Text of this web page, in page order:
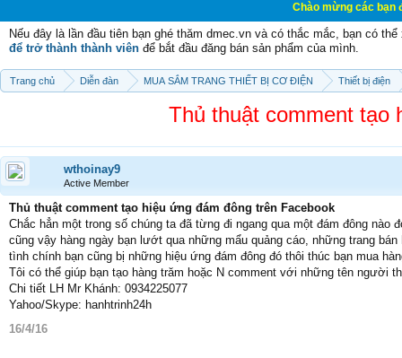
Chào mừng các bạn đến với
Nếu đây là lần đầu tiên bạn ghé thăm dmec.vn và có thắc mắc, bạn có
để trở thành thành viên để bắt đầu đăng bán sản phẩm của mình.
Trang chủ Diễn đàn MUA SẮM TRANG THIẾT BỊ CƠ ĐIỆN Thiết bị điện
Thủ thuật comment tạo
wthoinay9
Active Member
Thủ thuật comment tạo hiệu ứng đám đông trên Facebook
Chắc hẳn một trong số chúng ta đã từng đi ngang qua một đám đông
cũng vậy hàng ngày bạn lướt qua những mẩu quảng cáo, những trang
tình chính bạn cũng bị những hiệu ứng đám đông đó thôi thúc bạn mua
Tôi có thể giúp bạn tạo hàng trăm hoặc N comment với những tên người
Chi tiết LH Mr Khánh: 0934225077
Yahoo/Skype: hanhtrinh24h
16/4/16